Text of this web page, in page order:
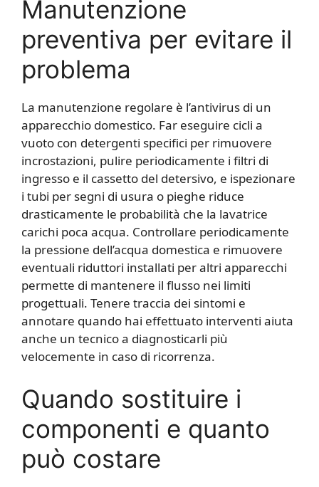
Manutenzione
preventiva per evitare il
problema
La manutenzione regolare è l’antivirus di un
apparecchio domestico. Far eseguire cicli a
vuoto con detergenti specifici per rimuovere
incrostazioni, pulire periodicamente i filtri di
ingresso e il cassetto del detersivo, e ispezionare
i tubi per segni di usura o pieghe riduce
drasticamente le probabilità che la lavatrice
carichi poca acqua. Controllare periodicamente
la pressione dell’acqua domestica e rimuovere
eventuali riduttori installati per altri apparecchi
permette di mantenere il flusso nei limiti
progettuali. Tenere traccia dei sintomi e
annotare quando hai effettuato interventi aiuta
anche un tecnico a diagnosticarli più
velocemente in caso di ricorrenza.
Quando sostituire i
componenti e quanto
può costare